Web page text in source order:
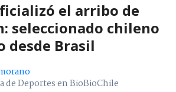
el arribo de
seleccionado chileno
desde Brasil
de Deportes en BioBioChile